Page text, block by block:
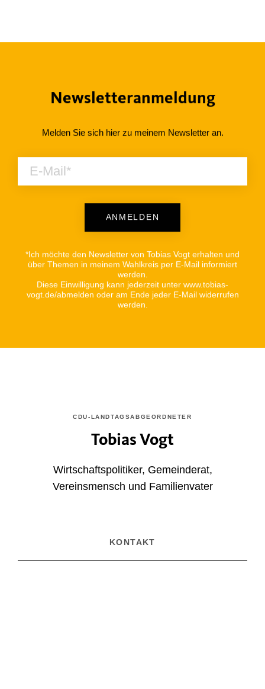
Newsletteranmeldung
Melden Sie sich hier zu meinem Newsletter an.
ANMELDEN
*Ich möchte den Newsletter von Tobias Vogt erhalten und
über Themen in meinem Wahlkreis per E-Mail informiert
werden.
Diese Einwilligung kann jederzeit unter www.tobias-
vogt.de/abmelden oder am Ende jeder E-Mail widerrufen
werden.
CDU-LANDTAGSABGEORDNETER
Tobias Vogt
Wirtschaftspolitiker, Gemeinderat,
Vereinsmensch und Familienvater
KONTAKT